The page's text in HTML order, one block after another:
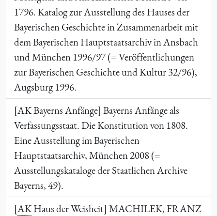
1796. Katalog zur Ausstellung des Hauses der
Bayerischen Geschichte in Zusammenarbeit mit
dem Bayerischen Hauptstaatsarchiv in Ansbach
und München 1996/97 (= Veröffentlichungen
zur Bayerischen Geschichte und Kultur 32/96),
Augsburg 1996.
[AKBayerns Anfänge] Bayerns Anfänge als
Verfassungsstaat. Die Konstitution von 1808.
Eine Ausstellung im Bayerischen
Hauptstaatsarchiv, München 2008 (=
Ausstellungskataloge der Staatlichen Archive
Bayerns, 49).
[AKHaus der Weisheit] MACHILEK, FRANZ